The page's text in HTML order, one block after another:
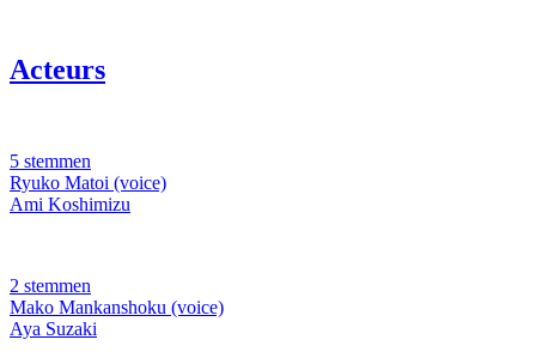
Acteurs
5 stemmen
Ryuko Matoi (voice)
Ami Koshimizu
2 stemmen
Mako Mankanshoku (voice)
Aya Suzaki